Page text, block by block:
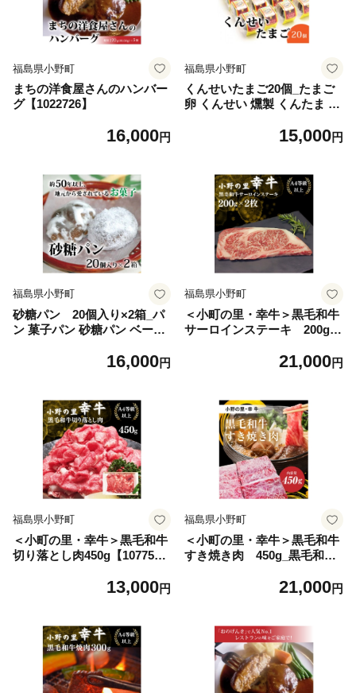
福島県小野町
まちの洋食屋さんのハンバー
グ【1022726】
16,000円
福島県小野町
くんせいたまご20個_たまご
卵 くんせい 燻製 くんたま 燻
人気 おすすめ 送料無料 プレ
15,000円
福島県小野町
砂糖パン 20個入り×2箱_パ
ン 菓子パン 砂糖パン ベーカ
16,000円
福島県小野町
＜小町の里・幸牛＞黒毛和牛
サーロインステーキ 200g
21,000円
福島県小野町
＜小町の里・幸牛＞黒毛和牛
切り落とし肉450g【107750
13,000円
福島県小野町
＜小町の里・幸牛＞黒毛和牛
すき焼き肉 450g_黒毛和牛
人気 おすすめ【1077507】
21,000円